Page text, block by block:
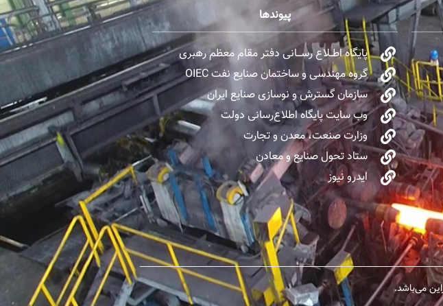
پیوندها
پایگاه اطــلاع رســـانی دفتر مقام معظم رهبری
گروه مهندسی و ساختمان صنایع نفت OIEC
سازمان گسترش و نوسازی صنایع ایران
وب سایت پایگاه اطلاع‌رسانی دولت
وزارت صنعت، معدن و تجارت
ستاد تحول صنایع و معادن
ایدرو نیوز
می‌باشد.